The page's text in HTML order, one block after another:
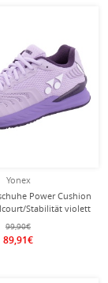
Yonex
Power Cushion
Stabilität violett
Damen
99,90€
89,91€